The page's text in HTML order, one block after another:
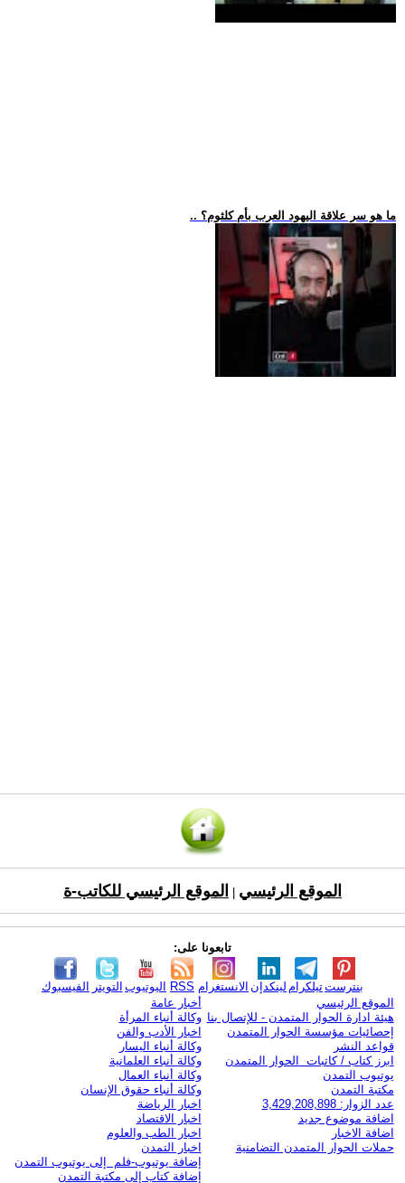
.. ما هو سر علاقة اليهود العرب بأم كلثوم؟
الموقع الرئيسي الموقع الرئيسي للكاتب-ة
تابعونا على:
الفيسبوك التويتر اليوتيوب RSS الانستغرام لينكدإن تيلكرامبنترست
الموقع الرئيسي
هيئة ادارة الحوار المتمدن - للإتصال بنا
إحصائيات مؤسسة الحوار المتمدن
قواعد النشر
ابرز كتاب / كاتبات الحوار المتمدن
يوتيوب التمدن
مكتبة التمدن
عدد الزوار: 3,429,208,898
اضافة موضوع جديد
اضافة الاخبار
حملات الحوار المتمدن التضامنية
أخبار عامة
وكالة أنباء المرأة
اخبار الأدب والفن
وكالة أنباء اليسار
وكالة أنباء العلمانية
وكالة أنباء العمال
وكالة أنباء حقوق الإنسان
اخبار الرياضة
اخبار الاقتصاد
اخبار الطب والعلوم
اخبار التمدن
إضافة يوتيوب-فلم إلى يوتيوب التمدن
إضافة كتاب إلى مكتبة التمدن